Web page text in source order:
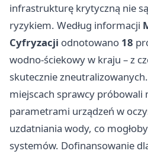
infrastrukturę krytyczną nie
ryzykiem. Według informacji
Cyfryzacji odnotowano 18
wodno‑ściekowy w kraju – z
skutecznie
miejscach sprawcy próbowali
parametrami urządzeń w
uzdatniania wody, co
systemów. Dofinansowanie